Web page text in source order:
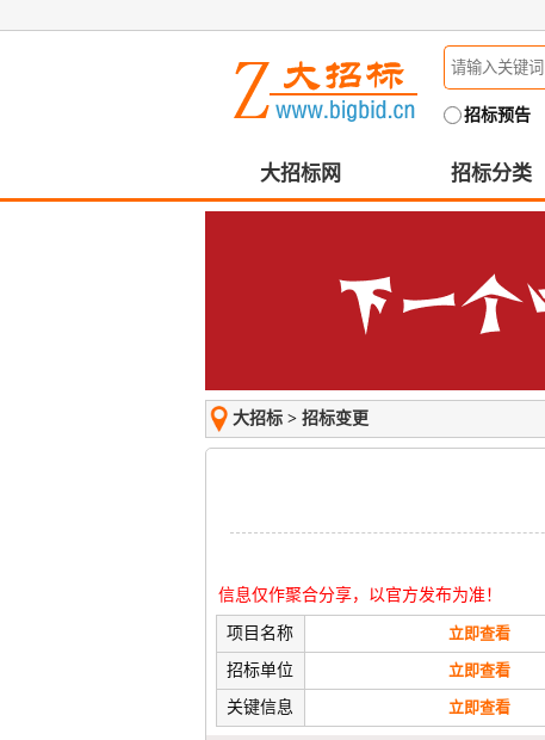
招标预告
大招标网 招标分类
大招标 > 招标变更
信息仅作聚合分享，以官方发布为准！
项目名称 立即查看
招标单位 立即查看
关键信息 立即查看